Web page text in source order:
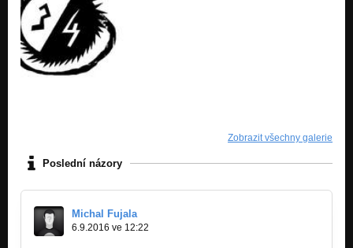
Zobrazit všechny galerie
Poslední názory
Michal Fujala
6.9.2016 ve 12:22